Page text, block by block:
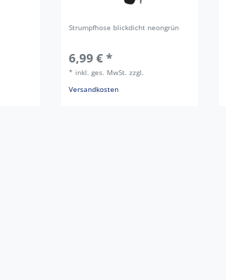
Strumpfhose blickdicht neongrün
6,99 € *
* inkl. ges. MwSt. zzgl.
Versandkosten